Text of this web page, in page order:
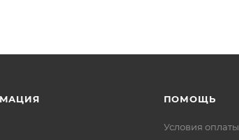
ПОМОЩЬ
Условия оплаты